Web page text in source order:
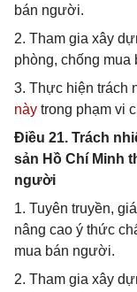
bán người.
2. Tham gia xây
phòng, chống
3. Thực hiện trách
này trong phạm vi
Điều 21. Trách
sản Hồ Chí Minh
người
1. Tuyên truyền,
nâng cao ý thức
mua bán người.
2. Tham gia xây